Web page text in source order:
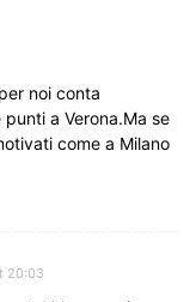
noi conta
a Verona.Ma se
come a Milano
20:03